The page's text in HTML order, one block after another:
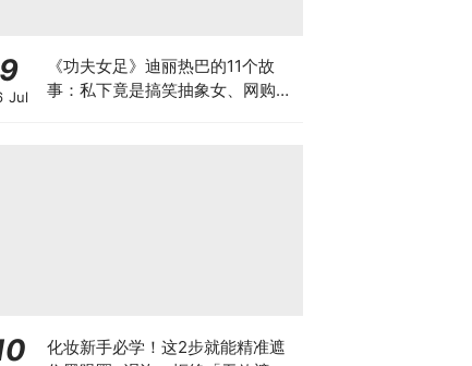
9
Jul
《功夫女足》迪丽热巴的11个故
事：私下竟是搞笑抽象女、网购化
化妆新手必学！这2步就能精准遮